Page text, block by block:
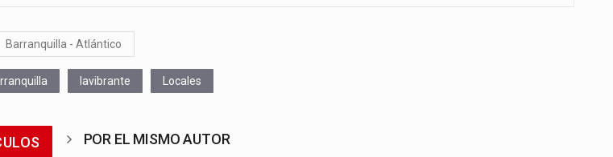
Barranquilla - Atlántico
lavibrante Locales
POR EL MISMO AUTOR